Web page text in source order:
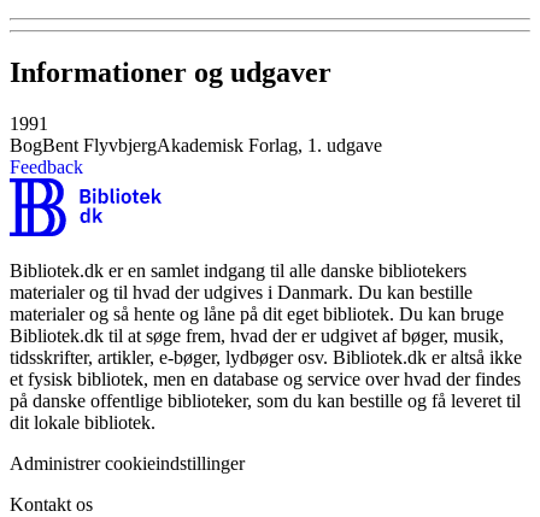
Informationer og udgaver
1991
BogBent FlyvbjergAkademisk Forlag, 1. udgave
Feedback
Bibliotek.dk er en samlet indgang til alle danske bibliotekers
materialer og til hvad der udgives i Danmark. Du kan bestille
materialer og så hente og låne på dit eget bibliotek. Du kan bruge
Bibliotek.dk til at søge frem, hvad der er udgivet af bøger, musik,
tidsskrifter, artikler, e-bøger, lydbøger osv. Bibliotek.dk er altså ikke
et fysisk bibliotek, men en database og service over hvad der findes
på danske offentlige biblioteker, som du kan bestille og få leveret til
dit lokale bibliotek.
Administrer cookieindstillinger
Kontakt os